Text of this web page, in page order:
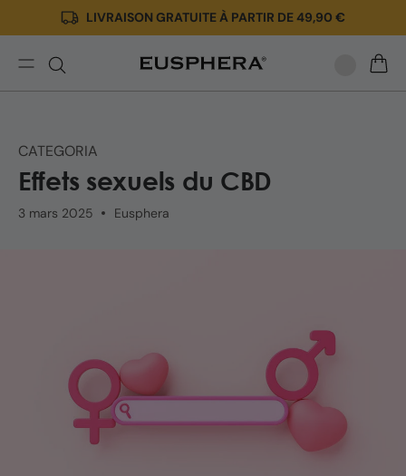
Ignorer
et passer
au
contenu
LIVRAISON GRATUITE À PARTIR DE 49,90 €
effets
CBD
CATEGORIA
Effets sexuels du CBD
3 mars 2025 Eusphera